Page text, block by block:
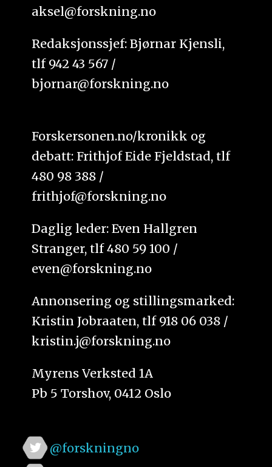
aksel@forskning.no
Redaksjonssjef: Bjørnar Kjensli,
tlf 942 43 567 /
bjornar@forskning.no
Forskersonen.no/kronikk og
debatt: Frithjof Eide Fjeldstad, tlf
480 98 388 /
frithjof@forskning.no
Daglig leder: Even Hallgren
Stranger, tlf 480 59 100 /
even@forskning.no
Annonsering og stillingsmarked:
Kristin Jobraaten, tlf 918 06 038 /
kristin.j@forskning.no
Myrens Verksted 1A
Pb 5 Torshov, 0412 Oslo
@forskningno